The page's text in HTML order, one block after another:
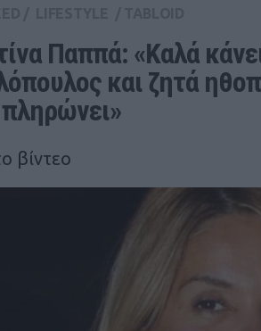
Παππά: «Καλά
και ζητά
βίντεο